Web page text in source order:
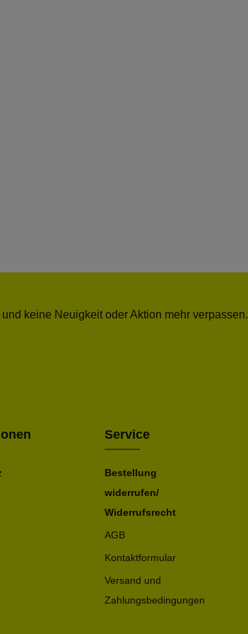
keine Neuigkeit oder Aktion mehr verpassen.
Service
Bestellung
widerrufen/
Widerrufsrecht
AGB
Kontaktformular
Versand und
Zahlungsbedingungen